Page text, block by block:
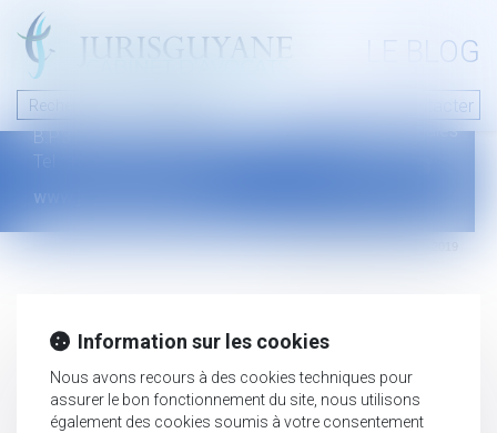
LE BLOG
Nous contacter
46 avenue de la liberté
B.P.315 - 97327 Cayenne Cedex
Tel : +594 594 29 45 35
www.jurisguyane.com
Mentions légales
Information sur les cookies
Nous avons recours à des cookies techniques pour
assurer le bon fonctionnement du site, nous utilisons
également des cookies soumis à votre consentement